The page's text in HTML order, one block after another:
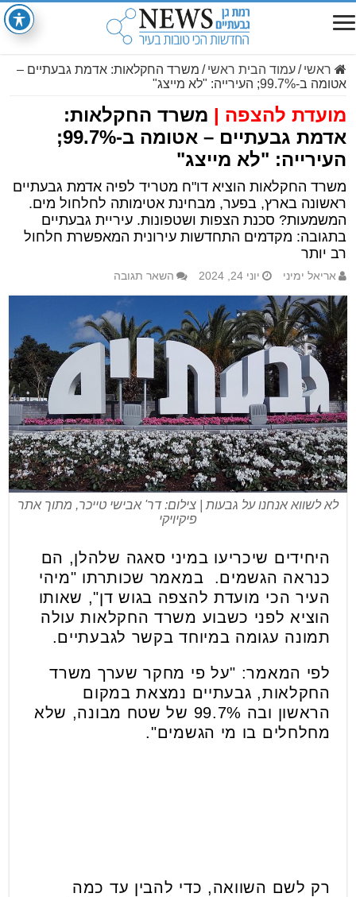
ראשי /עמוד הבית ראשי / משרד החקלאות: אדמת גבעתיים –
אטומה ב-99.7%; העירייה: "לא מייצג"
מועדת להצפה | משרד החקלאות:
אדמת גבעתיים – אטומה ב-99.7%;
העירייה: "לא מייצג"
משרד החקלאות הוציא דו"ח מטריד לפיה אדמת גבעתיים
ראשונה בארץ, בפער, מבחינת אטימותה לחלחול מים.
המשמעות? סכנת הצפות ושטפונות. עיריית גבעתיים
בתגובה: מקדמים התחדשות עירונית המאפשרת חלחול
רב יותר
אריאל ימיני יוני 24, 2024 השאר תגובה
לא לשווא אנחנו על גבעות | צילום: דר' אבישי טייכר, מתוך אתר
פיקיויקי
היחידים שיכריעו במיני סאגה שלהלן, הם
כנראה הגשמים. במאמר שכותרתו "מיהי
העיר הכי מועדת להצפה בגוש דן", שאותו
הוציא לפני כשבוע משרד החקלאות עולה
תמונה עגומה במיוחד בקשר לגבעתיים.
לפי המאמר: "על פי מחקר שערך משרד
החקלאות, גבעתיים נמצאת במקום
הראשון ובה 99.7% של שטח מבונה, שלא
מחלחלים בו מי הגשמים".
רק לשם השוואה, כדי להבין עד כמה